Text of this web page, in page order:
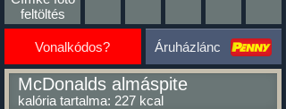
feltöltés
Vonalkódos? Áruházlánc
McDonalds almáspite
kalória tartalma: 227 kcal